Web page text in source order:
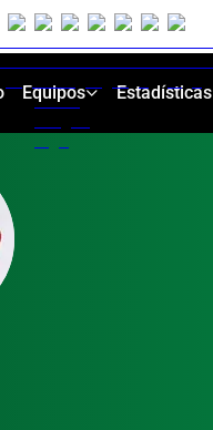
Equipos Estadísticas